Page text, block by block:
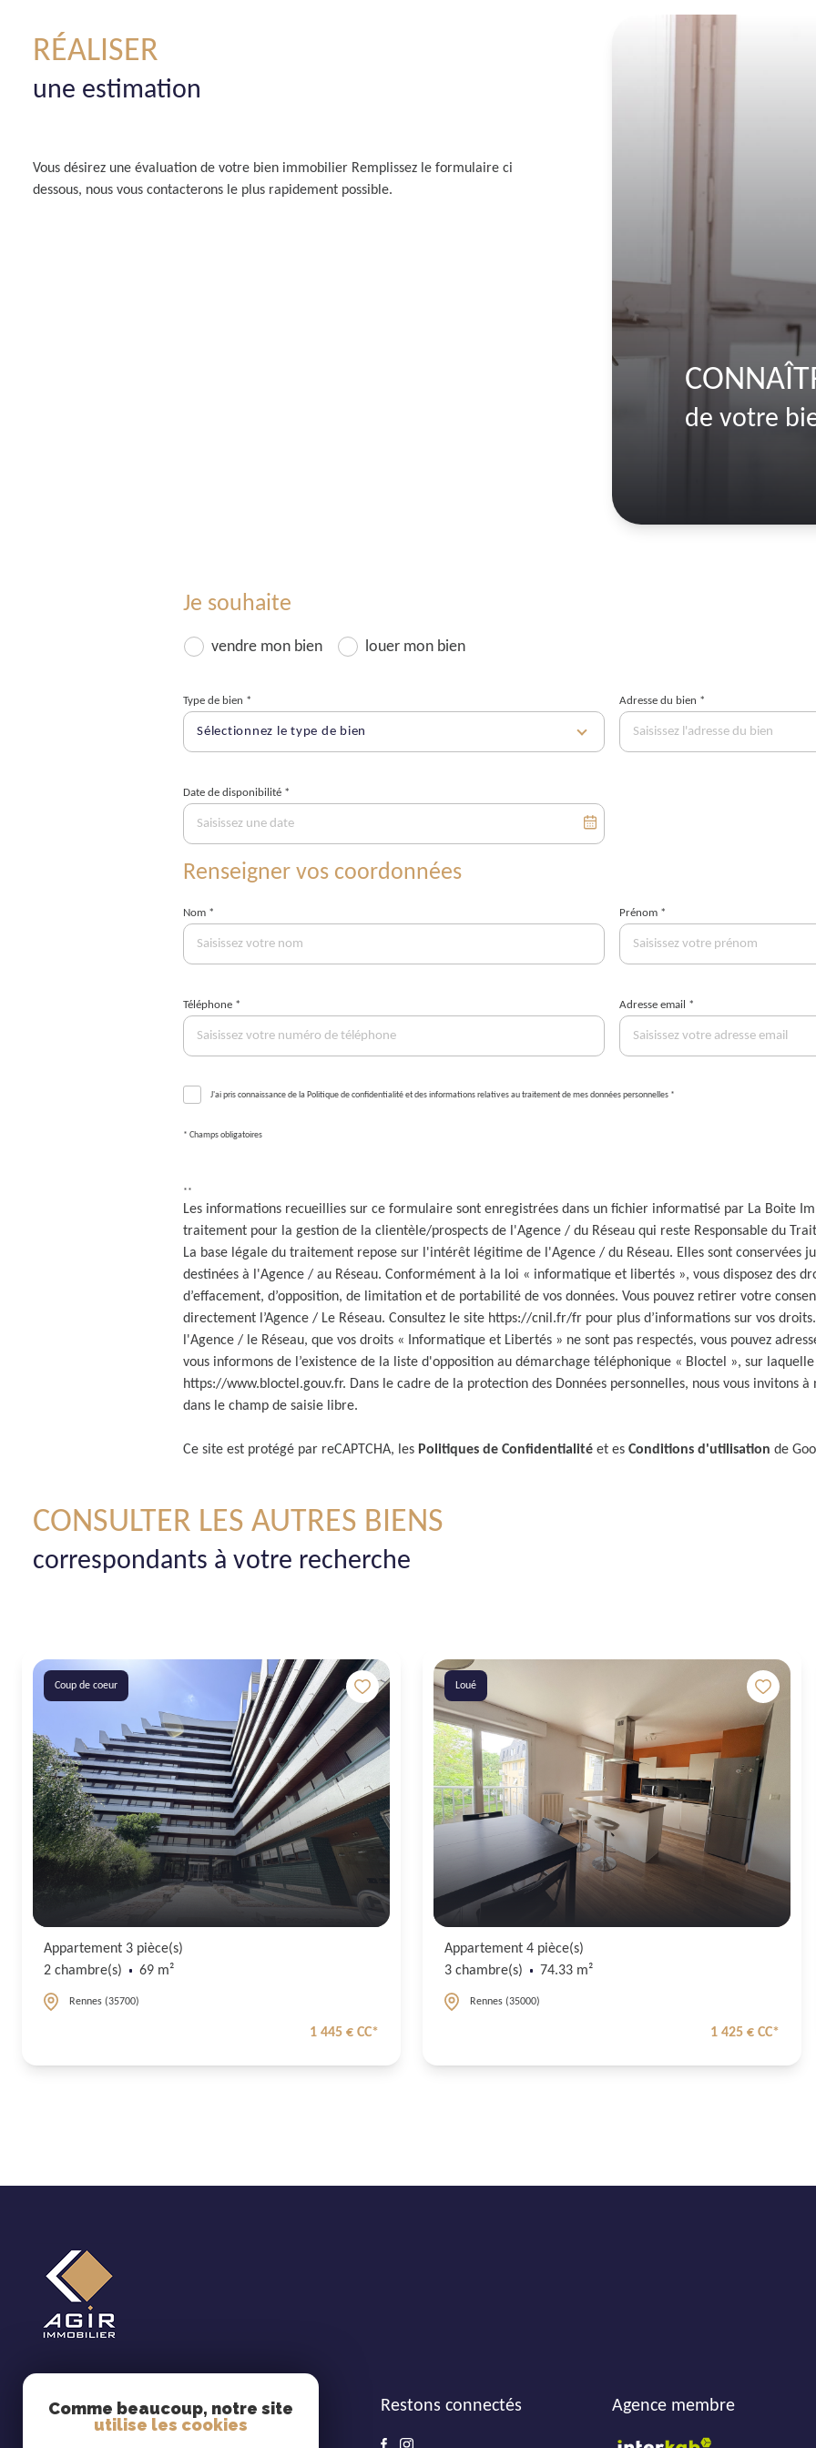
de votre
RÉALISER
une estimation
Vous désirez une évaluation de votre bien immobilier Remplissez le formulaire ci
dessous, nous vous contacterons le plus rapidement possible.
Je souhaite
vendre mon bien louer mon bien
Type de bien *
Sélectionnez le type de bien
Adresse du bien *
Date de disponibilité *
Renseigner vos coordonnées
Nom * Prénom *
Téléphone * Adresse email *
J'ai pris connaissance de la Politique de confidentialité et des informations relatives au traitement de mes données personnelles *
* Champs obligatoires
**
Les informations recueillies sur ce formulaire sont enregistrées dans un fichier informatisé par La Boite
traitement pour la gestion de la clientèle/prospects de l'Agence / du Réseau qui reste Responsable du
La base légale du traitement repose sur l'intérêt légitime de l'Agence / du Réseau. Elles sont conservées
destinées à l'Agence / au Réseau. Conformément à la loi « informatique et libertés », vous disposez des
d’effacement, d’opposition, de limitation et de portabilité de vos données. Vous pouvez retirer votre
directement l’Agence / Le Réseau. Consultez le site https://cnil.fr/fr pour plus d’informations sur vos
l'Agence / le Réseau, que vos droits « Informatique et Libertés » ne sont pas respectés, vous pouvez
vous informons de l’existence de la liste d'opposition au démarchage téléphonique « Bloctel », sur
https://www.bloctel.gouv.fr. Dans le cadre de la protection des Données personnelles, nous vous invitons à
dans le champ de saisie libre.
Ce site est protégé par reCAPTCHA, les Politiques de Confidentialité et es Conditions d'utilisation de
CONSULTER LES AUTRES BIENS
correspondants à votre recherche
Coup de coeur
Appartement 3 pièce(s)
2 chambre(s)
69 m²
Rennes (35700)
1 445 € CC*
Loué
Appartement 4 pièce(s)
3 chambre(s)
74.33 m²
Rennes (35000)
1 425 € CC*
Cabinet Agir Immobilier Restons connectés Agence membre
Comme beaucoup, notre site
utilise les cookies